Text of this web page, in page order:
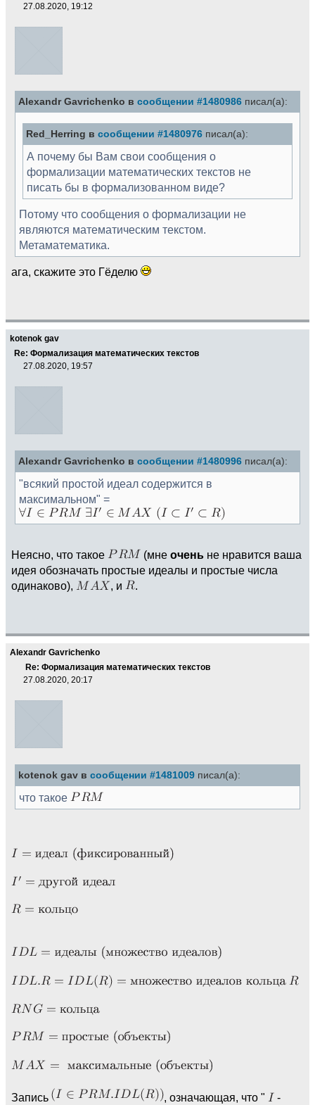
27.08.2020, 19:12
Alexandr Gavrichenko в сообщении #1480986 писал(а):
Red_Herring в сообщении #1480976 писал(а):
А почему бы Вам свои сообщения о
формализации математических текстов не
писать бы в формализованном виде?
Потому что сообщения о формализации не
являются математическим текстом.
Метаматематика.
ага, скажите это Гёделю
kotenok gav
Re: Формализация математических текстов
27.08.2020, 19:57
Alexandr Gavrichenko в сообщении #1480996 писал(а):
"всякий простой идеал содержится в
максимальном" =
Неясно, что такое (мне очень не нравится ваша
идея обозначать простые идеалы и простые числа
одинаково),
, и .
Alexandr Gavrichenko
Re: Формализация математических текстов
27.08.2020, 20:17
kotenok gav в сообщении #1481009 писал(а):
что такое
Запись , означающая, что "
-